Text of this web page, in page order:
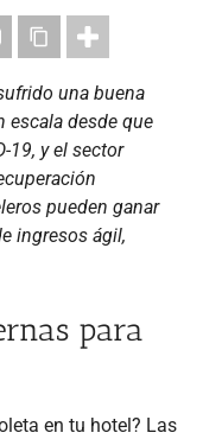
una buena
escala desde que
19, y el sector
pueden ganar
ingresos ágil,
para
en tu hotel? Las